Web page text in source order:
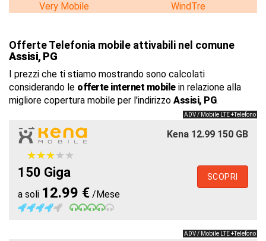
Very Mobile
WindTre
Offerte Telefonia mobile attivabili nel comune
Assisi, PG
I prezzi che ti stiamo mostrando sono calcolati
considerando le offerte internet mobilein relazione alla
migliore copertura mobile per l'indirizzo Assisi, PG.
ADV / Mobile LTE +Telefono
Kena 12.99 150 GB
★★★★★
★★★★★
150 Giga
a soli 12.99 € /Mese
SCOPRI
ADV / Mobile LTE +Telefono